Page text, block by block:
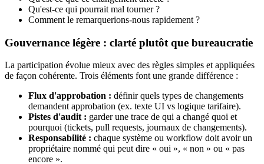
Qu'est‑ce qui pourrait mal tourner ?
Comment le remarquerions‑nous rapidement ?
Gouvernance légère : clarté plutôt que bureaucratie
La participation évolue mieux avec des règles simples et appliquées
de façon cohérente. Trois éléments font une grande différence :
Flux d'approbation : définir quels types de changements
demandent approbation (ex. texte UI vs logique tarifaire).
Pistes d'audit : garder une trace de qui a changé quoi et
pourquoi (tickets, pull requests, journaux de changements).
Responsabilité : chaque système ou workflow doit avoir un
propriétaire nommé qui peut dire « oui », « non » ou « pas
encore ».